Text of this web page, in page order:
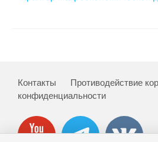
Inforum
Материалы
Контакты Противодействие
конфиденциальности